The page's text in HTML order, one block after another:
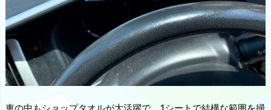
車の中もショップタオルが大活躍で、1シートで結構な範囲を掃